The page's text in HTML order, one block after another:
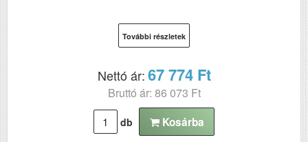
További részletek
Nettó ár:67 774 Ft
Bruttó ár: 86 073 Ft
db Kosárba